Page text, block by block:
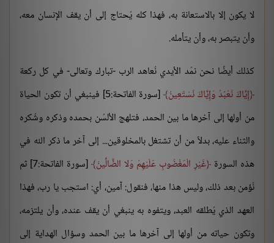
لا يكون إلا بالاستعانة به، فهذا كله يُحتاج إلى أن يقف الإنسان معه،
وأن يتبصر به، وأن يتأمله.
كذلك أيضًا نحن نمُد الأيدي نُعاهد الرب -تبارك وتعالى- في كل ركعة
إِيَّاكَ نَعْبُدُ وَإِيَّاكَ نَسْتَعِينُ
[سورة الفاتحة:5] فينبغي أن تكون الحياة
من أولها إلى آخرها ما بين الحمد، فتلهج الألسُن بحمده وذكره وشُكره
والثناء عليه، بدلاً من أن تشتغل بالمخلوقين... إلى آخر ما ذكر الله في
هذه السورة غَيْرِ الْمَغْضُوبِ عَلَيْهِمْ وَلا الضَّالِّينَ
[سورة الفاتحة:7] ثم
نُؤمن بعد ذلك، وليس هذا منها، فنقول: آمين، أي: استجب يا رب، فهذا
العهد الذي يُطلقه العبد، ويتفوه به ينبغي أن يقف عنده، وأن يلتزمه،
وتكون حياته من أولها إلى آخرها ما بين الحمد وسؤال الهداية إلى